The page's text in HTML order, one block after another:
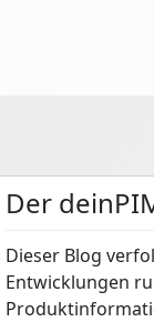
Der
Dieser Blog
Entwicklungen